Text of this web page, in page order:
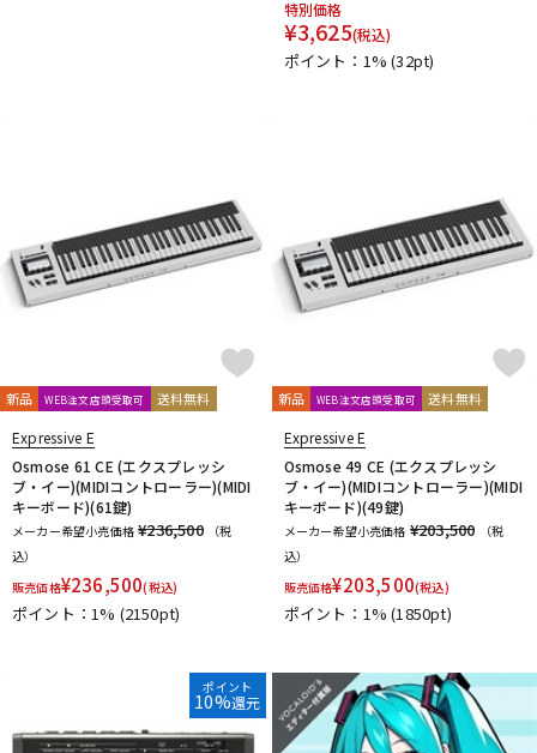
特別価格
¥3,625(税込)
ポイント：1%(32pt)
新品 WEB注文店頭受取可 送料無料
Expressive E
Osmose 61 CE (エクスプレッシ
ブ・イー)(MIDIコントローラー)(MIDI
キーボード)(61鍵)
メーカー希望小売価格 ¥236,500
（税
込）
販売価格¥236,500(税込)
ポイント：1% (2150pt)
新品 WEB注文店頭受取可 送料無料
Expressive E
Osmose 49 CE (エクスプレッシ
ブ・イー)(MIDIコントローラー)(MIDI
キーボード)(49鍵)
メーカー希望小売価格 ¥203,500
（税
込）
販売価格¥203,500(税込)
ポイント：1%(1850pt)
ポイント
10%還元